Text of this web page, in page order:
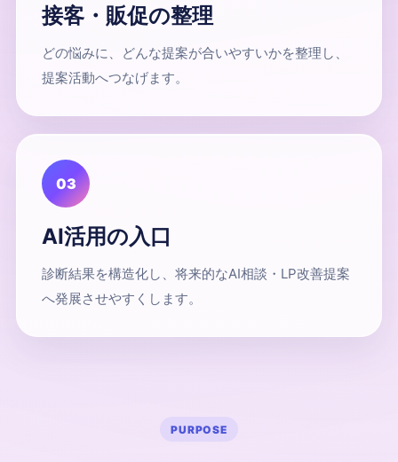
接客・販促の整理
どの悩みに、どんな提案が合いやすいかを整理し、
提案活動へつなげます。
03
AI活用の入口
診断結果を構造化し、将来的なAI相談・LP改善提案
へ発展させやすくします。
PURPOSE